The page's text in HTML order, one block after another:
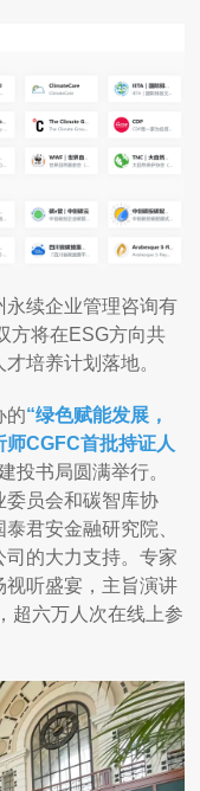
永续企业管理咨询有
方将在ESG方向共
培养计划落地。
的“绿色赋能发展，
CGFC首批持证人
投书局圆满举行。
委员会和碳智库协
君安金融研究院、
的大力支持。专家
视听盛宴，主旨演讲
超六万人次在线上参